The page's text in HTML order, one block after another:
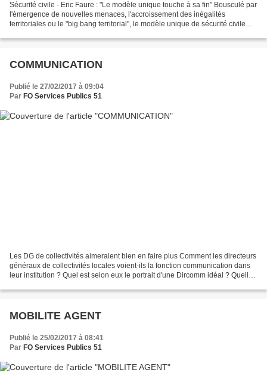
Sécurité civile - Eric Faure : "Le modèle unique touche à sa fin" Bousculé par
l'émergence de nouvelles menaces, l'accroissement des inégalités
territoriales ou le "big bang territorial", le modèle unique de sécurité civile
COMMUNICATION
Publié le 27/02/2017 à 09:04
Par FO Services Publics 51
Les DG de collectivités aimeraient bien en faire plus Comment les directeurs
généraux de collectivités locales voient-ils la fonction communication dans
leur institution ? Quel est selon eux le portrait d'une Dircomm idéal ? Quelle
MOBILITE AGENT
Publié le 25/02/2017 à 08:41
Par FO Services Publics 51